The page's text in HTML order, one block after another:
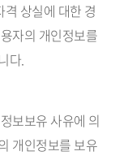
상실에 대한 경
자의 개인정보를
다.
보보유 사유에 의
개인정보를 보유